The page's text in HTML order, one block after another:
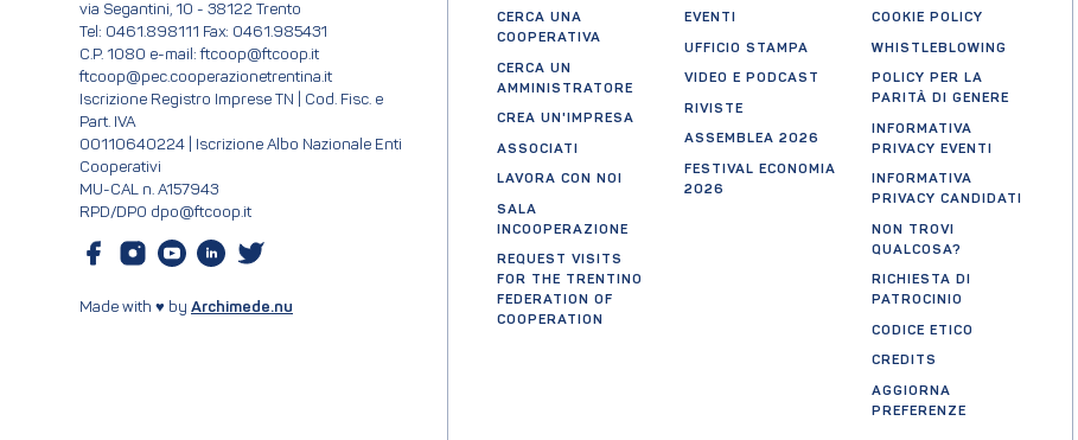
via Segantini, 10 - 38122 Trento
Tel: 0461.898111 Fax: 0461.985431
C.P. 1080 e-mail: ftcoop@ftcoop.it
ftcoop@pec.cooperazionetrentina.it
Iscrizione Registro Imprese TN | Cod. Fisc. e
Part. IVA
00110640224 | Iscrizione Albo Nazionale Enti
Cooperativi
MU-CAL n. A157943
RPD/DPO dpo@ftcoop.it
Made with ♥ by Archimede.nu
CERCA UNA
COOPERATIVA
CERCA UN
AMMINISTRATORE
CREA UN'IMPRESA
ASSOCIATI
LAVORA CON NOI
SALA
INCOOPERAZIONE
REQUEST VISITS
FOR THE TRENTINO
FEDERATION OF
COOPERATION
EVENTI
UFFICIO STAMPA
VIDEO E PODCAST
RIVISTE
ASSEMBLEA 2026
FESTIVAL ECONOMIA
2026
COOKIE POLICY
WHISTLEBLOWING
POLICY PER LA
PARITÀ DI GENERE
INFORMATIVA
PRIVACY EVENTI
INFORMATIVA
PRIVACY CANDIDATI
NON TROVI
QUALCOSA?
RICHIESTA DI
PATROCINIO
CODICE ETICO
CREDITS
AGGIORNA
PREFERENZE